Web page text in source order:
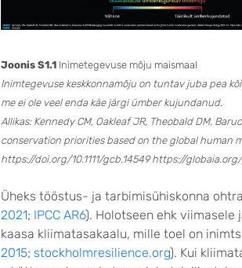
Joonis S1.1 Inimetegevuse mõju maismaal
Inimtegevuse keskkonnamõju on tuntav juba pea
me ei ole veel enda käe järgi ümber kujundanud.
Allikas: Kennedy CM, Oakleaf JR, Theobald DM,
conservation priorities based on the global human
https://doi.org/10.1111/gcb.14549 https://
Üheks tööstus- ja tarbimisühiskonna
2021; IPCC AR6). Holotseen ehk viimasele
kaasa kliimatasakaalu, mille toel on
2015; stockholmresilience.org). Kui